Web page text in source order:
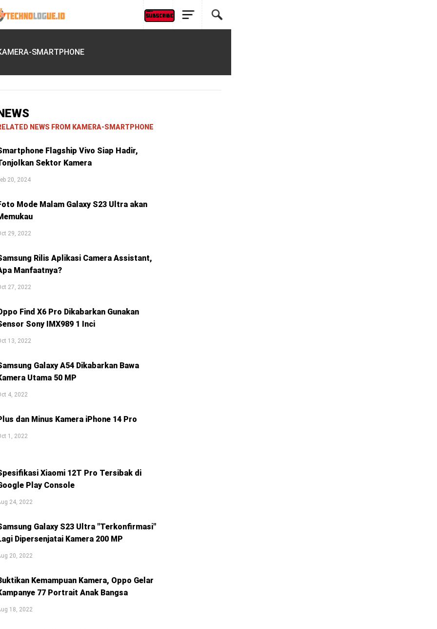
SMARTPHONE
NEWS FROM KAMERA-SMARTPHONE
Flagship Vivo Siap Hadir,
Sektor Kamera
20, 2024
Mode Malam Galaxy S23 Ultra akan
29, 2022
Rilis Aplikasi Camera Assistant,
Manfaatnya?
27, 2022
Find X6 Pro Dikabarkan Gunakan
Sony IMX989 1 Inci
13, 2022
Galaxy A54 Dikabarkan Bawa
Utama 50 MP
4, 2022
dan Minus Kamera iPhone 14 Pro
1, 2022
Xiaomi 12T Pro Tersibak di
Play Console
24, 2022
Galaxy S23 Ultra "Terkonfirmasi"
Dipersenjatai Kamera 200 MP
20, 2022
Kemampuan Kamera, Oppo Gelar
77 Portrait Anak Bangsa
18, 2022